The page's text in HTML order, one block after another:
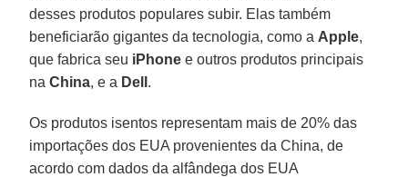
desses produtos populares subir. Elas também
beneficiarão gigantes da tecnologia, como a Apple,
que fabrica seu iPhone e outros produtos principais
naChina, e a Dell .
Os produtos isentos representam mais de 20% das
importações dos EUA provenientes da China, de
acordo com dados da alfândega dos EUA